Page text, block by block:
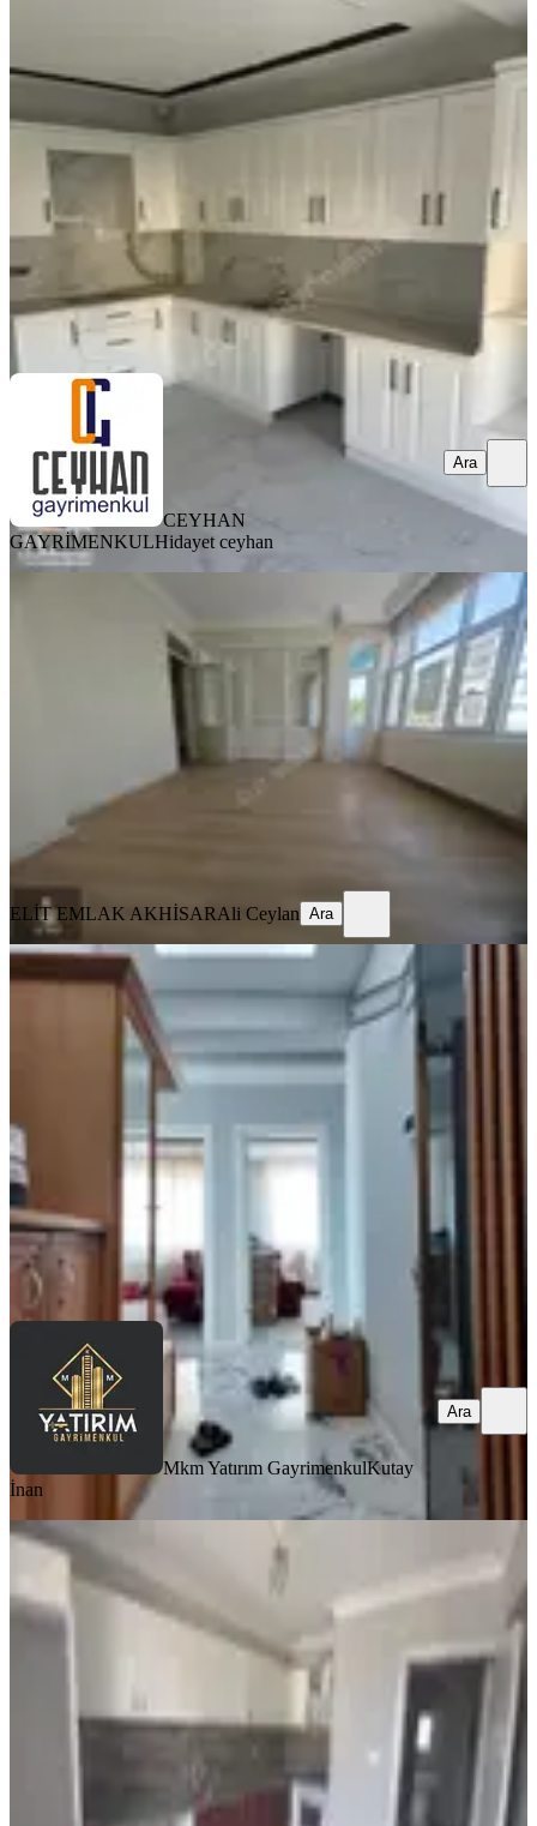
Efendi'de 2+1, Yerden Isıtmalı,kiralık
Akhisar, Efendi Mahallesi
2+1·95 m²
CEYHAN GAYRİMENKUL Hidayet ceyhan
CEYHAN
GAYRİMENKULHidayet ceyhan
Ara
Elit Emlak Paşa Mahallesinde Ara
Kat Kiralık 3+1 Daire
Akhisar, Paşa Mahallesi
3+1
135 m² · 03.08.2026
13.500 ₺
ELİT EMLAK AKHİSAR
ELİT EMLAK AKHİSARAli Ceylan Ara
MANZARALI
Reşatbey Ring Yolu Üzerinde 3+1
Fuul Eşyalı Kiralık Daire
Akhisar, Reşat Bey Mahallesi
3+1·
32.000 ₺
Mkm Yatırım Gayrimenkul Kutay İnan
Ara
Mkm Yatırım GayrimenkulKutay
İnan
Ara
BALKONLU
Reşatbey Mah. 3+1 Kiralık Daire
Akhisar, Reşat Bey Mahallesi
145 m² ·4. Kat 30.07.2026
İbrahim Ermiş